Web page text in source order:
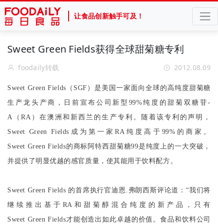
让食品创新触手可及！
Sweet Green Fields获得全球甜菊糖专利
foodaily转载 2012.08.09
Sweet Green Fields （ SGF ）是美国一家面向全球的高纯度甜菊糖
生产龙头产商，日前宣布公司新型 99%纯度的甜菊双糖苷-
A （RA ）在澳洲和新西兰的生产专利。随着该专利的声明，
Sweet Green Fields 成为第一家RA 纯度高于 99% 的商家。
Sweet Green Fields的商标阿特西甜菊糖99是纯度上的一大突破，
并提供了明显优越的感官质量，使其能用于饮料配方。
Sweet Green Fields 的首席执行官迪恩 . 弗朗西斯评论道：“我们将
继续推出基于 RA 和甜菊醇混合纯度的新产品，只有
Sweet Green Fields才能创造出如此卓越的价值。食品和饮料公司